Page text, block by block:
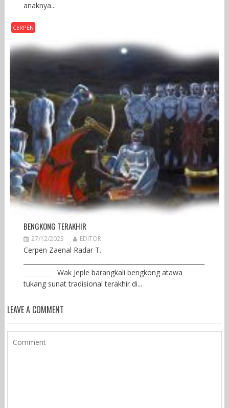
anaknya...
CERPEN
BENGKONG TERAKHIR
27/12/2023 EDITOR
Cerpen Zaenal Radar T.
_________ Wak Jeple barangkali bengkong atawa
tukang sunat tradisional terakhir di...
LEAVE A COMMENT